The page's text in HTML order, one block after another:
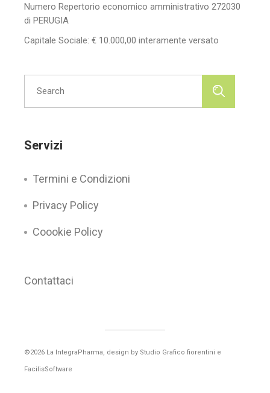
Numero Repertorio economico amministrativo 272030
di PERUGIA
Capitale Sociale: € 10.000,00 interamente versato
Search
for:
Servizi
Termini e Condizioni
Privacy Policy
Coookie Policy
Contattaci
©2026 La IntegraPharma, design by Studio Grafico fiorentini e
FacilisSoftware